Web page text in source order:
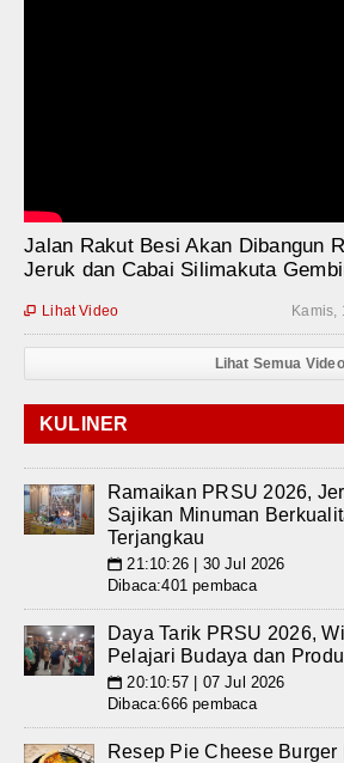
Jalan Rakut Besi Akan Dibangun
Jeruk dan Cabai Silimakuta
Kamis,
 Lihat Video
Lihat Semua Video
KULINER
Ramaikan PRSU 2026,
Sajikan Minuman
Terjangkau
📅 21:10:26 | 30 Jul 2026
Dibaca:401 pembaca
Daya Tarik PRSU 2026,
Pelajari Budaya dan
📅 20:10:57 | 07 Jul 2026
Dibaca:666 pembaca
Resep Pie Cheese